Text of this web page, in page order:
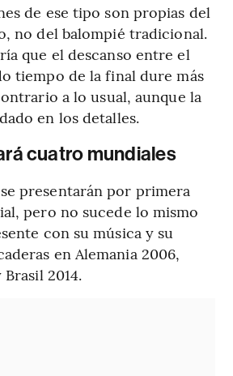
de ese tipo son propias del
no del balompié tradicional.
que el descanso entre el
tiempo de la final dure más
a lo usual, aunque la
en los detalles.
cuatro mundiales
presentarán por primera
pero no sucede lo mismo
con su música y su
en Alemania 2006,
2014.